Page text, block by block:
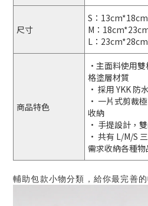
尺寸
S：
M：
L：
商品特色
•主面料使用
格塗層材質
• 採用 YKK 防
• 一片式剪裁
收納
• 手提設計，
• 共有 L/M/S
需求收納各種物
輔助包款小物分類，給你最完善